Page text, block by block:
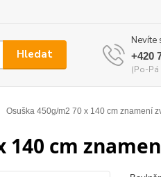
Hledat
Nevíte
+420
(Po-
Osuška 450g/m2 70 x 140 cm znamení
140 cm